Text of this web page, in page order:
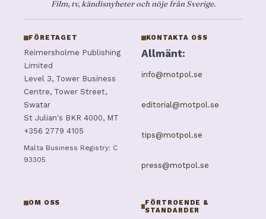
Film, tv, kändisnyheter och nöje från Sverige.
FÖRETAGET
Reimersholme Publishing
Limited
Level 3, Tower Business
Centre, Tower Street,
Swatar
St Julian's BKR 4000, MT
+356 2779 4105
Malta Business Registry: C
93305
KONTAKTA OSS
Allmänt:
info@motpol.se
editorial@motpol.se
tips@motpol.se
press@motpol.se
OM OSS
FÖRTROENDE &
STANDARDER